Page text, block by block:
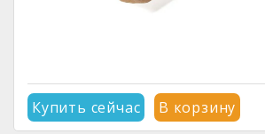
Купить сейчас В корзину